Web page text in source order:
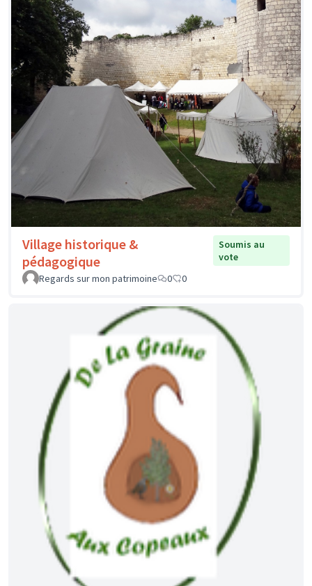
Village historique &
pédagogique
Soumis au
vote
Regards sur mon patrimoine
0 0